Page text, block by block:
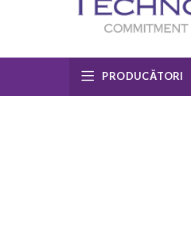
PRODUCĂTORI